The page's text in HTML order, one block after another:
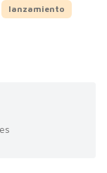
lanzamiento